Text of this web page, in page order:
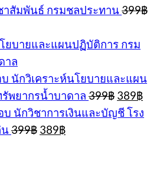
สัมพันธ์ กรมชลประทาน 399฿
นักวิเคราะห์นโยบายและแผน
พยากรน้ำบาดาล 399฿ Original
price
was:
389฿
is:
นักวิชาการเงินและบัญชี โรง
399฿ Original
389฿Current